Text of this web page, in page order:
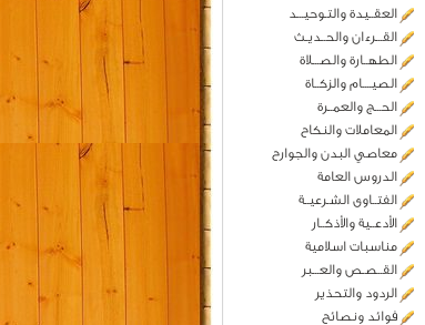
العقــيدة والتـوحيـــد
القـــرءان والحــديـث
الطهــارة والصـــلاة
الصيــــام والزكــاة
الحـــج والعمــرة
المعاملات والنكاح
معاصي البدن والجوارح
الدروس العامة
الفتــاوى الشـرعيــة
الأدعــية والأذكــار
مناسبات اسلامية
القــصـص والعـــبر
الردود والتحذير
فوائد ونصائح